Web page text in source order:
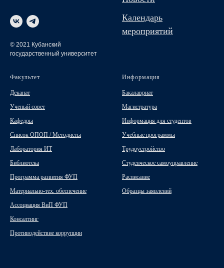
© 2021 Кубанский
государственный университет
Календарь
мероприятий
Факультет
Деканат
Ученый совет
Кафедры
Список ОПОП / Методисты
Лаборатория ИТ
Библиотека
Программа развития ФУП
Материально-тех. обеспечение
Ассоциация ВиП ФУП
Консалтинг
Противодействие коррупции
Информация
Бакалавриат
Магистратура
Информация для студентов
Учебные программы
Трудоустройство
Студенческое самоуправление
Расписание
Образцы заявлений